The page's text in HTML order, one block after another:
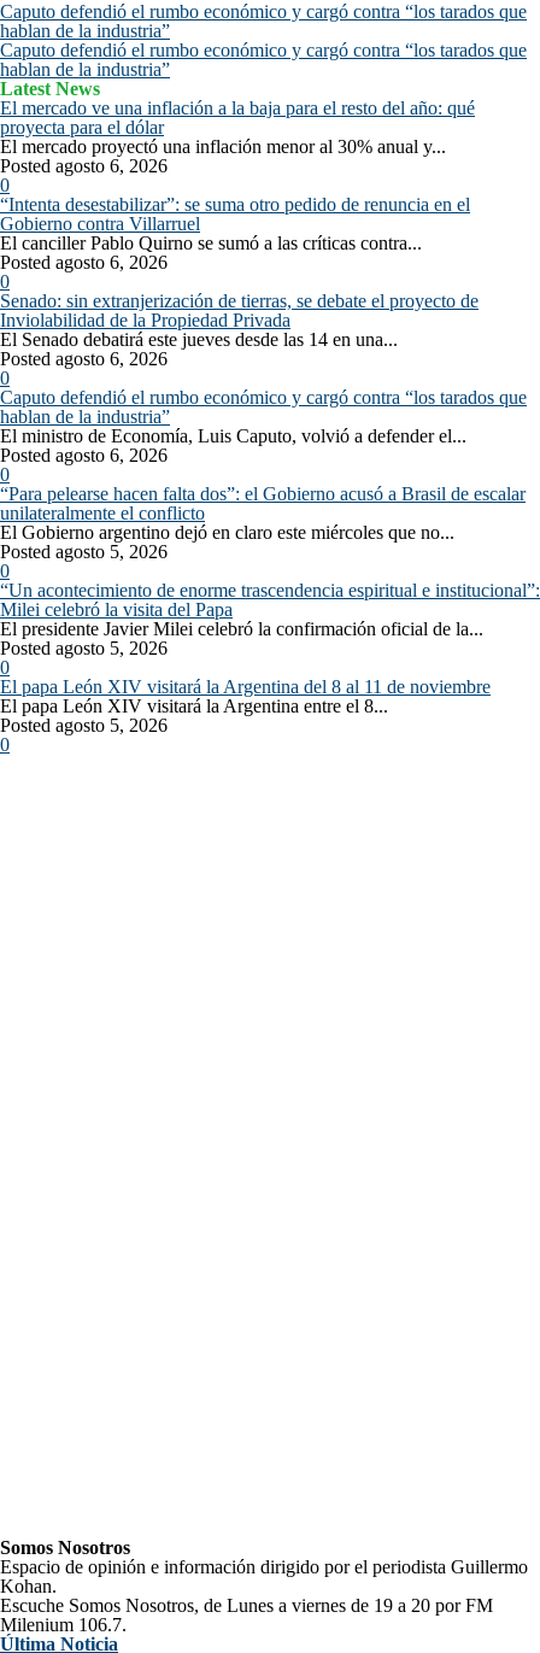
Caputo defendió el rumbo económico y cargó contra “los tarados que
hablan de la industria”
Caputo defendió el rumbo económico y cargó contra “los tarados que
hablan de la industria”
Latest News
El mercado ve una inflación a la baja para el resto del año: qué
proyecta para el dólar
El mercado proyectó una inflación menor al 30% anual y...
Posted agosto 6, 2026
0
“Intenta desestabilizar”: se suma otro pedido de renuncia en el
Gobierno contra Villarruel
El canciller Pablo Quirno se sumó a las críticas contra...
Posted agosto 6, 2026
0
Senado: sin extranjerización de tierras, se debate el proyecto de
Inviolabilidad de la Propiedad Privada
El Senado debatirá este jueves desde las 14 en una...
Posted agosto 6, 2026
0
Caputo defendió el rumbo económico y cargó contra “los tarados que
hablan de la industria”
El ministro de Economía, Luis Caputo, volvió a defender el...
Posted agosto 6, 2026
0
“Para pelearse hacen falta dos”: el Gobierno acusó a Brasil de escalar
unilateralmente el conflicto
El Gobierno argentino dejó en claro este miércoles que no...
Posted agosto 5, 2026
0
“Un acontecimiento de enorme trascendencia espiritual e institucional”:
Milei celebró la visita del Papa
El presidente Javier Milei celebró la confirmación oficial de la...
Posted agosto 5, 2026
0
El papa León XIV visitará la Argentina del 8 al 11 de noviembre
El papa León XIV visitará la Argentina entre el 8...
Posted agosto 5, 2026
0
Somos Nosotros
Espacio de opinión e información dirigido por el periodista Guillermo
Kohan.
Escuche Somos Nosotros, de Lunes a viernes de 19 a 20 por FM
Milenium 106.7.
Última Noticia